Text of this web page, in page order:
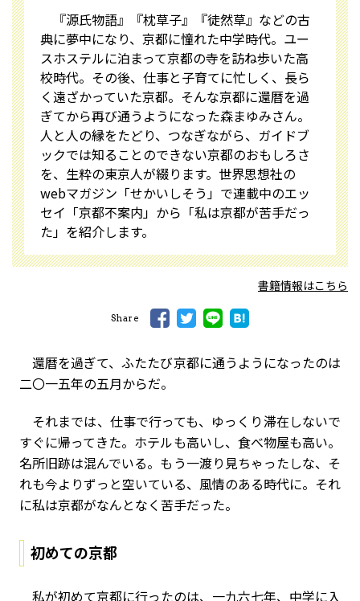
『源氏物語』『枕草子』『徒然草』などの古
典に夢中になり、京都に憧れた中学時代。ユー
スホステルに泊まって京都の寺を訪ね歩いた高
校時代。その後、仕事と子育てに忙しく、長ら
く遠ざかっていた京都。そんな京都に還暦を過
ぎてから再び通うようになった森まゆみさん。
人と人の縁をたどり、つなぎながら、ガイドブ
ックでは知ることのできない京都のおもしろさ
を、生粋の東京人が綴ります。世界思想社の
webマガジン「せかいしそう」で連載中のエッ
セイ「京都不案内」から「私は京都が苦手だっ
た」を紹介します。
書籍情報はこちら
Share
還暦を過ぎて、ふたたび京都に通うようになったのは
二〇一五年の五月からだ。
それまでは、仕事で行っても、ゆっくり滞在しないで
すぐに帰ってきた。ホテルも高いし、食べ物屋も高い。
名所旧跡は混んでいる。もう一渡り見ちゃったしな、そ
れも今よりずっと空いている、風情のある時代に。それ
に私は京都がなんとなく苦手だった。
初めての京都
私が初めて京都に行ったのは、一九六七年、中学に入